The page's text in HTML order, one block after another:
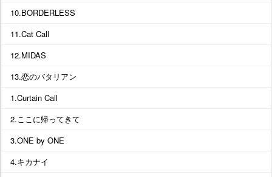
10.BORDERLESS
11.Cat Call
12.MIDAS
13.恋のバタリアン
1.Curtain Call
2.ここに帰ってきて
3.ONE by ONE
4.キカナイ